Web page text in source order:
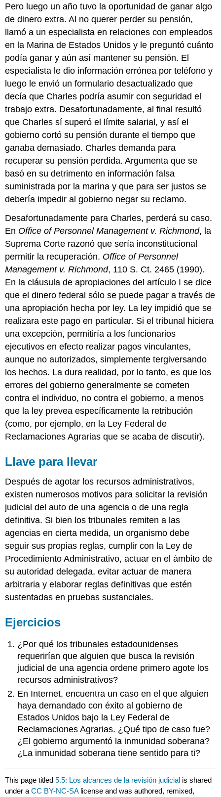
Pero luego un año tuvo la oportunidad de ganar algo
de dinero extra. Al no querer perder su pensión,
llamó a un especialista en relaciones con empleados
en la Marina de Estados Unidos y le preguntó cuánto
podía ganar y aún así mantener su pensión. El
especialista le dio información errónea por teléfono y
luego le envió un formulario desactualizado que
decía que Charles podría asumir con seguridad el
trabajo extra. Desafortunadamente, al final resultó
que Charles sí superó el límite salarial, y así el
gobierno cortó su pensión durante el tiempo que
ganaba demasiado. Charles demanda para
recuperar su pensión perdida. Argumenta que se
basó en su detrimento en información falsa
suministrada por la marina y que para ser justos se
debería impedir al gobierno negar su reclamo.
Desafortunadamente para Charles, perderá su caso.
En Office of Personnel Management v. Richmond, la
Suprema Corte razonó que sería inconstitucional
permitir la recuperación. Office of Personnel
Management v. Richmond, 110 S. Ct. 2465 (1990).
En la cláusula de apropiaciones del artículo I se dice
que el dinero federal sólo se puede pagar a través de
una apropiación hecha por ley. La ley impidió que se
realizara este pago en particular. Si el tribunal hiciera
una excepción, permitiría a los funcionarios
ejecutivos en efecto realizar pagos vinculantes,
aunque no autorizados, simplemente tergiversando
los hechos. La dura realidad, por lo tanto, es que los
errores del gobierno generalmente se cometen
contra el individuo, no contra el gobierno, a menos
que la ley prevea específicamente la retribución
(como, por ejemplo, en la Ley Federal de
Reclamaciones Agrarias que se acaba de discutir).
Llave para llevar
Después de agotar los recursos administrativos,
existen numerosos motivos para solicitar la revisión
judicial del auto de una agencia o de una regla
definitiva. Si bien los tribunales remiten a las
agencias en cierta medida, un organismo debe
seguir sus propias reglas, cumplir con la Ley de
Procedimiento Administrativo, actuar en el ámbito de
su autoridad delegada, evitar actuar de manera
arbitraria y elaborar reglas definitivas que estén
sustentadas en pruebas sustanciales.
Ejercicios
¿Por qué los tribunales estadounidenses
requerirían que alguien que busca la revisión
judicial de una agencia ordene primero agote los
recursos administrativos?
En Internet, encuentra un caso en el que alguien
haya demandado con éxito al gobierno de
Estados Unidos bajo la Ley Federal de
Reclamaciones Agrarias. ¿Qué tipo de caso fue?
¿El gobierno argumentó la inmunidad soberana?
¿La inmunidad soberana tiene sentido para ti?
This page titled5.5: Los alcances de la revisión judicial is shared
under aCC BY-NC-SA license and was authored, remixed,